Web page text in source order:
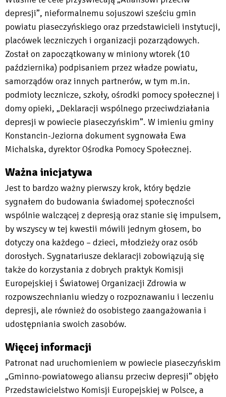
depresji”, nieformalnemu sojuszowi sześciu gmin
powiatu piaseczyńskiego oraz przedstawicieli instytucji,
placówek leczniczych i organizacji pozarządowych.
Został on zapoczątkowany w miniony wtorek (10
października) podpisaniem przez władze powiatu,
samorządów oraz innych partnerów, w tym m.in.
podmioty lecznicze, szkoły, ośrodki pomocy społecznej i
domy opieki, „Deklaracji wspólnego przeciwdziałania
depresji w powiecie piaseczyńskim”. W imieniu gminy
Konstancin-Jeziorna dokument sygnowała Ewa
Michalska, dyrektor Ośrodka Pomocy Społecznej.
Ważna inicjatywa
Jest to bardzo ważny pierwszy krok, który będzie
sygnałem do budowania świadomej społeczności
wspólnie walczącej z depresją oraz stanie się impulsem,
by wszyscy w tej kwestii mówili jednym głosem, bo
dotyczy ona każdego – dzieci, młodzieży oraz osób
dorosłych. Sygnatariusze deklaracji zobowiązują się
także do korzystania z dobrych praktyk Komisji
Europejskiej i Światowej Organizacji Zdrowia w
rozpowszechnianiu wiedzy o rozpoznawaniu i leczeniu
depresji, ale również do osobistego zaangażowania i
udostępniania swoich zasobów.
Więcej informacji
Patronat nad uruchomieniem w powiecie piaseczyńskim
„Gminno-powiatowego aliansu przeciw depresji” objęło
Przedstawicielstwo Komisji Europejskiej w Polsce, a